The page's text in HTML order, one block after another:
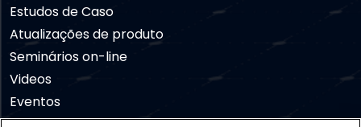
Estudos de Caso
Atualizações de produto
Seminários on-line
Videos
Eventos